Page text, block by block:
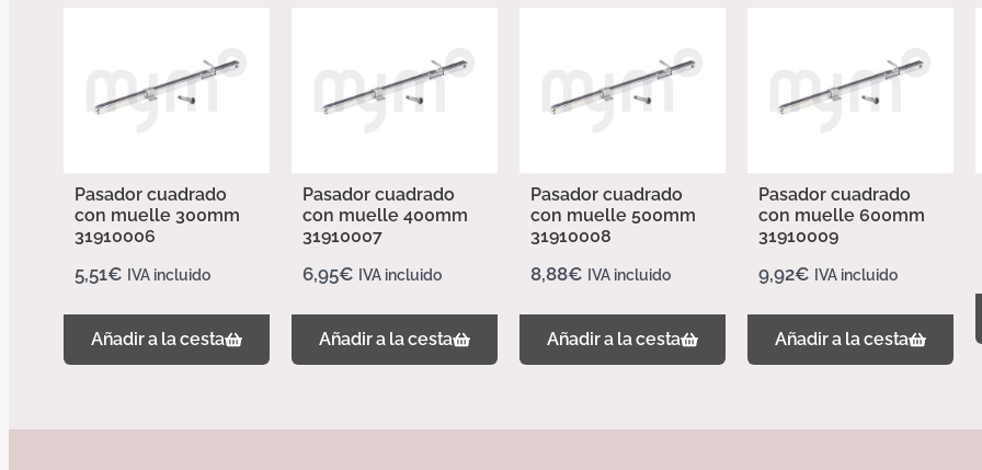
Pasador cuadrado
con muelle 300mm
31910006
5,51€ IVA incluido
Añadir a la cesta
Pasador cuadrado
con muelle 400mm
31910007
6,95€ IVA incluido
Añadir a la cesta
Pasador cuadrado
con muelle 500mm
31910008
8,88€ IVA incluido
Añadir a la cesta
Pasador cuadrado
con muelle 600mm
31910009
9,92€ IVA incluido
Añadir a la cesta